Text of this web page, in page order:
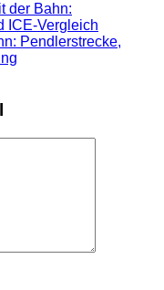
der Bahn:
ICE-Vergleich
Pendlerstrecke,